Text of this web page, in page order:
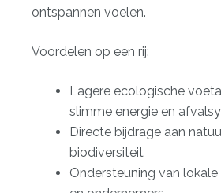
ontspannen voelen.
Voordelen op een rij:
Lagere ecologische
slimme energie en
Directe bijdrage aan
biodiversiteit
Ondersteuning van